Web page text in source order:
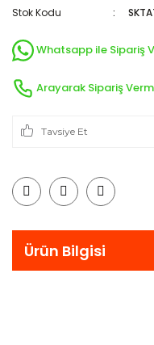
Stok Kodu
Whatsapp ile Sipariş
Arayarak Sipariş
Tavsiye Et
Ürün Bilgisi